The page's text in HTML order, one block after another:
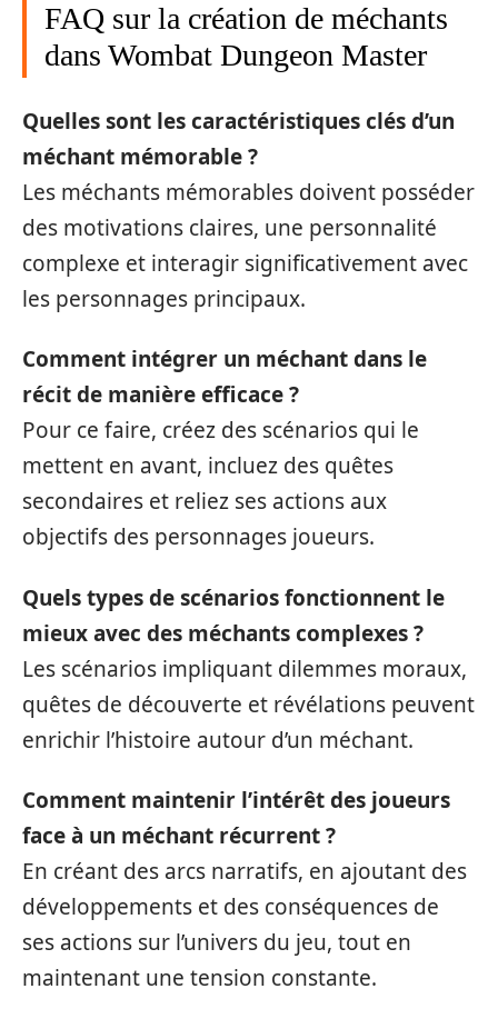
FAQ sur la création de méchants
dans Wombat Dungeon Master
Quelles sont les caractéristiques clés d’un
méchant mémorable ?
Les méchants mémorables doivent posséder
des motivations claires, une personnalité
complexe et interagir significativement avec
les personnages principaux.
Comment intégrer un méchant dans le
récit de manière efficace ?
Pour ce faire, créez des scénarios qui le
mettent en avant, incluez des quêtes
secondaires et reliez ses actions aux
objectifs des personnages joueurs.
Quels types de scénarios fonctionnent le
mieux avec des méchants complexes ?
Les scénarios impliquant dilemmes moraux,
quêtes de découverte et révélations peuvent
enrichir l’histoire autour d’un méchant.
Comment maintenir l’intérêt des joueurs
face à un méchant récurrent ?
En créant des arcs narratifs, en ajoutant des
développements et des conséquences de
ses actions sur l’univers du jeu, tout en
maintenant une tension constante.